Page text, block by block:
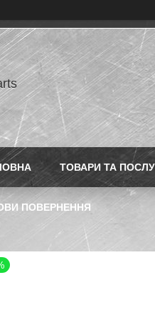
ТОВАРИ ТА
ПОВЕРНЕННЯ